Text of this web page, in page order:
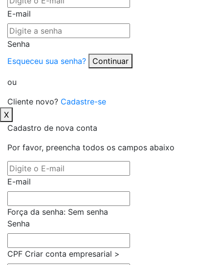
E-mail
Senha
Esqueceu sua senha?
Continuar
ou
Cliente novo? Cadastre-se
X
Cadastro de nova conta
Por favor, preencha todos os campos abaixo
E-mail
Força da senha: Sem senha
Senha
CPF Criar conta empresarial >